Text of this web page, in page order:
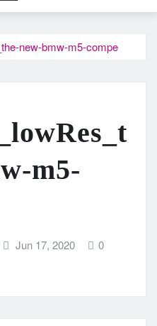
new-bmw-m5-compe
m5-
Jun 17, 2020 0